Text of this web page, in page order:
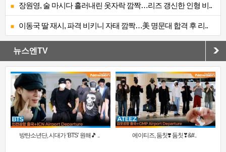
장원영, 술 마시다 흘러내린 옷자락 깜짝…리즈 갱신한 인형 비..
이동국 딸 재시, 파격 비키니 자태 깜짝…美 명문대 합격 후 리..
뉴스엔TV
방탄소년단, 시대가 ‘BTS’ 원해🎵 .. 에이티즈, 둠칫❣️ 둠칫❣&#..